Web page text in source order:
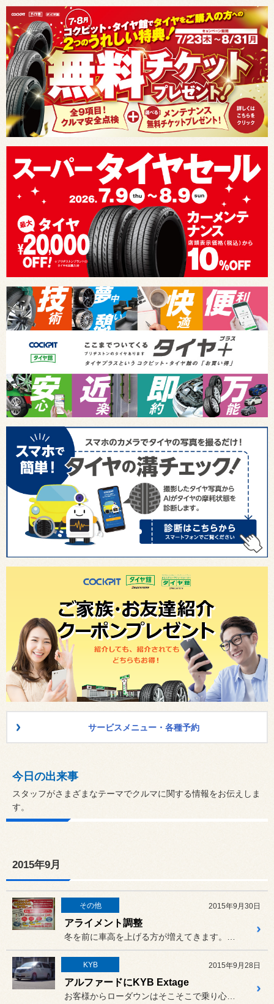
サービスメニュー・各種予約
今日の出来事
スタッフがさまざまなテーマでクルマに関する情報をお伝えしま
す。
2015年9月
その他 2015年9月30日
アライメント調整
KYB 2015年9月28日
アルファードにKYB Extage